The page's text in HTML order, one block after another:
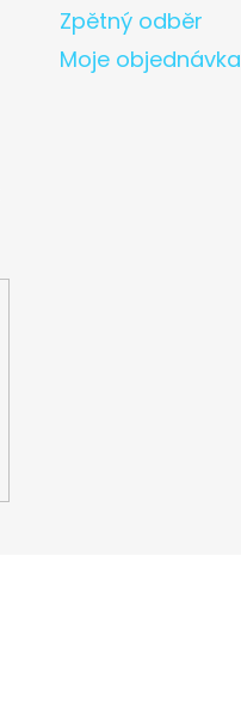
Zpětný odběr
Moje objednávka